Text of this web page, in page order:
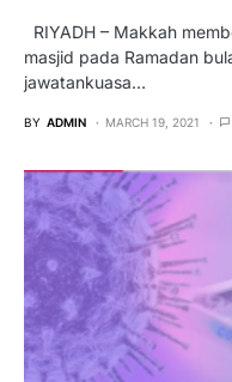
RIYADH – Makkah
masjid pada Ramadan
jawatankuasa…
BY ADMIN MARCH 19, 2021